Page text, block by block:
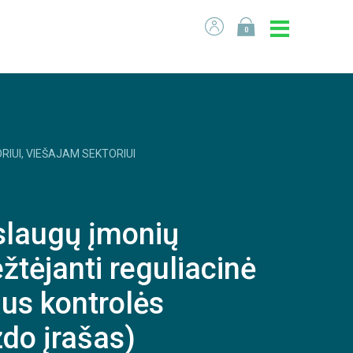
0
VIEŠAJAM SEKTORIUI
įmonių
reguliacinė
kontrolės
įrašas)